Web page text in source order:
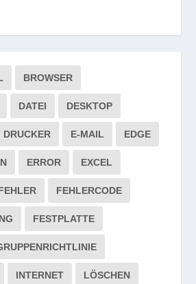
BROWSER
DATEI DESKTOP
DRUCKER E-MAIL EDGE
ERROR EXCEL
FEHLERCODE
FESTPLATTE
INTERNET LÖSCHEN